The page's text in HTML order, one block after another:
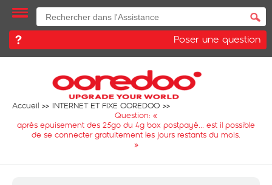
Poser une question
Accueil
INTERNET ET FIXE OOREDOO
Question: «
après epuisement des 25go du 4g box postpayé... est il possible
de se connecter gratuitement les jours restants du mois.
»